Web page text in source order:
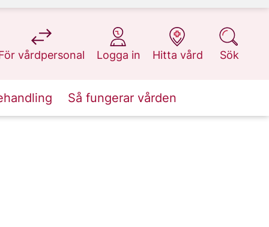
vårdpersonal
på 1177.se
Logga in
på 1177.se
Hitta vård
på 1177.se
Sök
på 1177.se
Så fungerar vården